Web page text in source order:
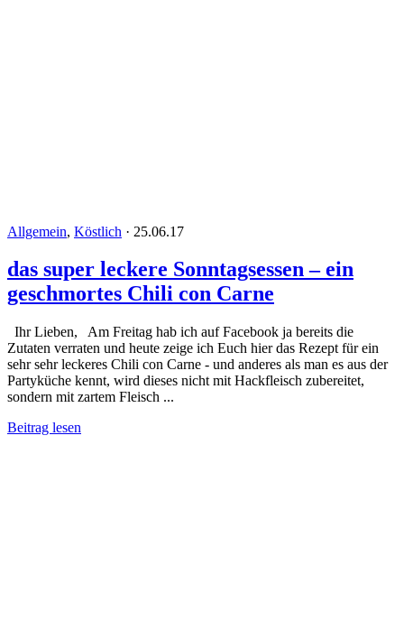
Allgemein, Köstlich · 25.06.17
das super leckere Sonntagsessen – ein
geschmortes Chili con Carne
Ihr Lieben, Am Freitag hab ich auf Facebook ja bereits die
Zutaten verraten und heute zeige ich Euch hier das Rezept für ein
sehr sehr leckeres Chili con Carne - und anderes als man es aus der
Partyküche kennt, wird dieses nicht mit Hackfleisch zubereitet,
sondern mit zartem Fleisch ...
Beitrag lesen